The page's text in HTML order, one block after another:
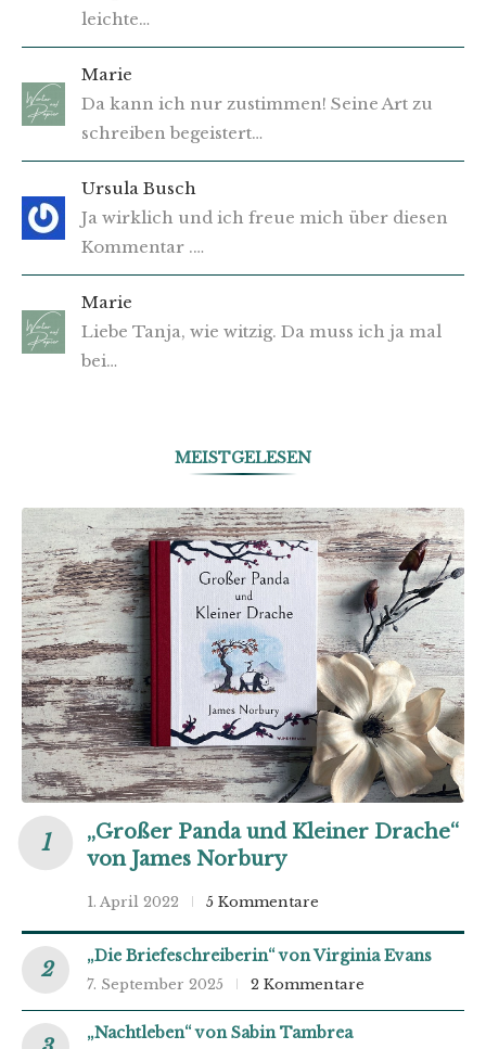
leichte…
Marie
Da kann ich nur zustimmen! Seine Art zu
schreiben begeistert…
Ursula Busch
Ja wirklich und ich freue mich über diesen
Kommentar .…
Marie
Liebe Tanja, wie witzig. Da muss ich ja mal
bei…
MEISTGELESEN
„Großer Panda und Kleiner Drache“
von James Norbury
1. April 2022 5 Kommentare
„Die Briefeschreiberin“ von Virginia Evans
7. September 2025 2 Kommentare
„Nachtleben“ von Sabin Tambrea